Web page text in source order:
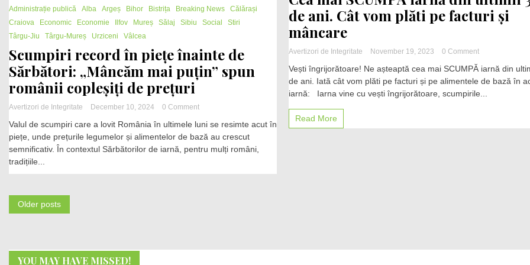
pacienții:
Ce
Ministerul
Sănătății
Administrație publică
Alba Argeș Bihor Bistrița Breaking News
Călărași
Craiova
Economic Economie Ilfov Mureș Sălaj Sibiu Social
Stiri
Târgu-Jiu
Târgu-Mureș Urziceni Vâlcea
Scumpiri record în piețe înainte de
Sărbători: „Mâncăm mai puțin” spun
românii copleșiți de prețuri
Avertizori de Integritate December 10, 2024 0 Commenton
record
în
piețe
Valul de scumpiri care a lovit România în ultimele luni se resimte acut în
piețe, unde prețurile legumelor și alimentelor de bază au crescut
semnificativ. În contextul Sărbătorilor de iarnă, pentru mulți români,
tradițiile...
de ani. Cât vom plăti pe facturi și
mâncare
Avertizori de Integritate November 19, 2023 0 Commenton
mai
SCUMPĂ
iarnă
Vești îngrijorătoare! Ne așteaptă cea mai SCUMPĂ iarnă din
de ani. Iată cât vom plăti pe facturi și pe alimentele de bază în
iarnă: Iarna vine cu vești îngrijorătoare, scumpirile...
Read More
Posts
Older posts
YOU MAY HAVE MISSED!